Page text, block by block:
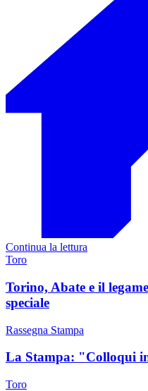
Continua la lettura
Toro
Torino, Abate e il
speciale
Rassegna Stampa
La Stampa: "Colloqui
Toro